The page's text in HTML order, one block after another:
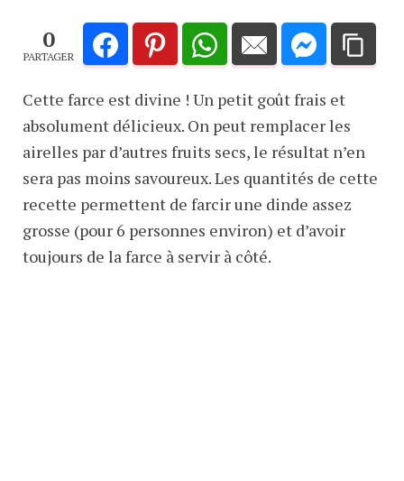
0
PARTAGER
Cette farce est divine ! Un petit goût frais et
absolument délicieux. On peut remplacer les
airelles par d’autres fruits secs, le résultat n’en
sera pas moins savoureux. Les quantités de cette
recette permettent de farcir une dinde assez
grosse (pour 6 personnes environ) et d’avoir
toujours de la farce à servir à côté.